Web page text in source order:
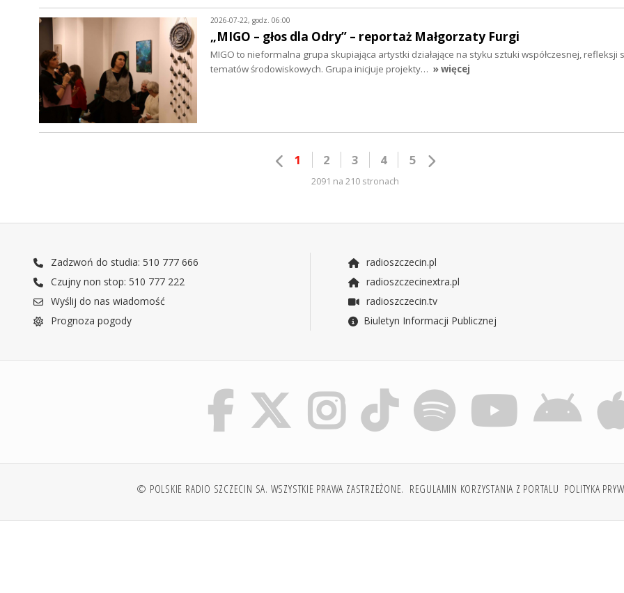
2026-07-22, godz. 06:00
„MIGO – głos dla Odry” – reportaż Małgorzaty Furgi
MIGO to nieformalna grupa skupiająca artystki działające na styku sztuki współczesnej, refleksji
tematów środowiskowych. Grupa inicjuje projekty… » więcej
1 2 3 4 5
2091 na 210 stronach
Zadzwoń do studia: 510 777 666
Czujny non stop: 510 777 222
Wyślij do nas wiadomość
Prognoza pogody
radioszczecin.pl
radioszczecinextra.pl
radioszczecin.tv
Biuletyn Informacji Publicznej
© POLSKIE RADIO SZCZECIN SA. WSZYSTKIE PRAWA ZASTRZEŻONE. REGULAMIN KORZYSTANIA Z PORTALU POLITYKA